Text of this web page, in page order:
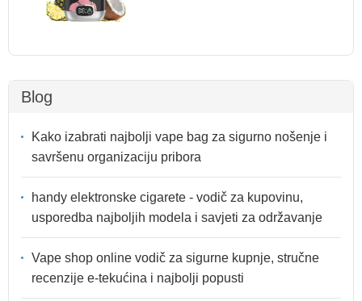
Blog
Kako izabrati najbolji vape bag za sigurno nošenje i
savršenu organizaciju pribora
handy elektronske cigarete - vodič za kupovinu,
usporedba najboljih modela i savjeti za održavanje
Vape shop online vodič za sigurne kupnje, stručne
recenzije e-tekućina i najbolji popusti